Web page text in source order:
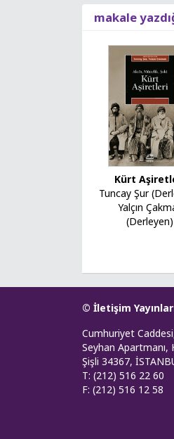
makale
Kürt
Tuncay Şur
Yalçın
(Derleyen)
© İletişim
Cumhuriyet
Seyhan Apartmanı,
Şişli 34367,
T: (212) 516 22 60
F: (212) 516 12 58